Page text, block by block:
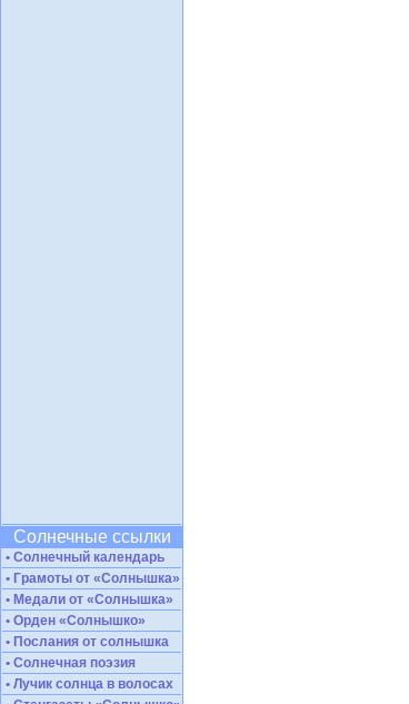
Солнечные ссылки
• Солнечный календарь
• Грамоты от «Солнышка»
• Медали от «Солнышка»
• Орден «Солнышко»
• Послания от солнышка
• Солнечная поэзия
• Лучик солнца в волосах